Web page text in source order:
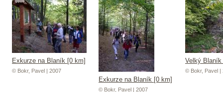
Exkurze na Blaník [0 km]
© Bokr, Pavel | 2007
Exkurze na Blaník [0 km]
© Bokr, Pavel | 2007
Velký
© Bokr, Pavel |